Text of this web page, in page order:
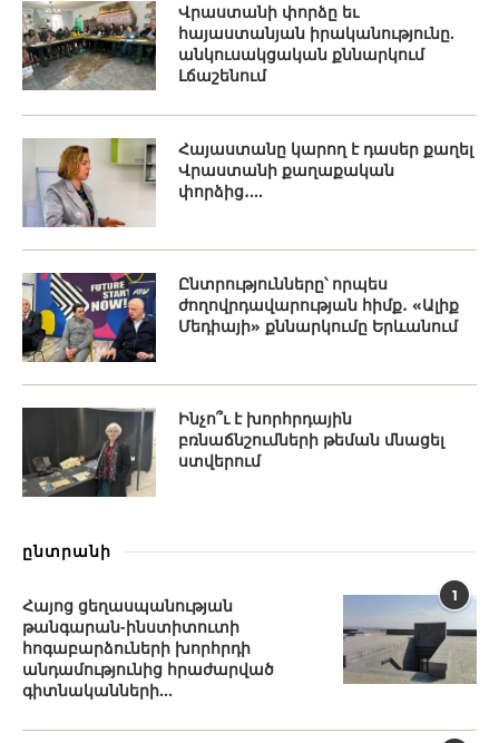
Վրաստանի փորձը եւ
հայաստանյան իրականությունը.
անկուսակցական քննարկում
Լճաշենում
Հայաստանը կարող է դասեր քաղել
Վրաստանի քաղաքական
փորձից․...
Ընտրությունները՝ որպես
ժողովրդավարության հիմք․ «Ալիք
Մեդիայի» քննարկումը Երևանում
Ինչո՞ւ է խորհրդային
բռնաճնշումների թեման մնացել
ստվերում
ընտրանի
1
Հայոց ցեղասպանության
թանգարան-ինստիտուտի
հոգաբարձուների խորհրդի
անդամությունից հրաժարված
գիտնականների...